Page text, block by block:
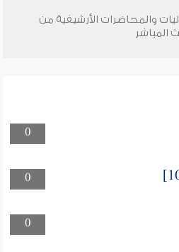
والمحاضرات الأرشيفية من
المباشر
0
0
0